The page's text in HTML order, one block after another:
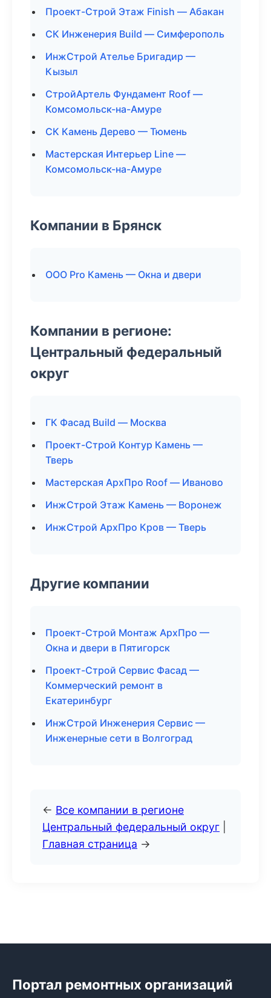
Проект-Строй Этаж Finish — Абакан
СК Инженерия Build — Симферополь
ИнжСтрой Ателье Бригадир —
Кызыл
СтройАртель Фундамент Roof —
Комсомольск-на-Амуре
СК Камень Дерево — Тюмень
Мастерская Интерьер Line —
Комсомольск-на-Амуре
Компании в Брянск
ООО Pro Камень — Окна и двери
Компании в регионе:
Центральный федеральный
округ
ГК Фасад Build — Москва
Проект-Строй Контур Камень —
Тверь
Мастерская АрхПро Roof — Иваново
ИнжСтрой Этаж Камень — Воронеж
ИнжСтрой АрхПро Кров — Тверь
Другие компании
Проект-Строй Монтаж АрхПро —
Окна и двери в Пятигорск
Проект-Строй Сервис Фасад —
Коммерческий ремонт в
Екатеринбург
ИнжСтрой Инженерия Сервис —
Инженерные сети в Волгоград
← Все компании в регионе
Центральный федеральный округ
Главная страница →
Портал ремонтных организаций